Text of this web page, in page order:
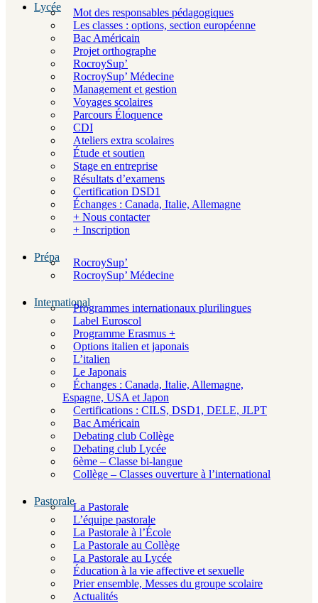
Lycée
Mot des responsables pédagogiques
Les classes : options, section européenne
Bac Américain
Projet orthographe
RocroySup’
RocroySup’ Médecine
Management et gestion
Voyages scolaires
Parcours Éloquence
CDI
Ateliers extra scolaires
Étude et soutien
Stage en entreprise
Résultats d’examens
Certification DSD1
Échanges : Canada, Italie, Allemagne
+ Nous contacter
+ Inscription
Prépa
RocroySup’
RocroySup’ Médecine
InternationalProgrammes internationaux plurilingues
Label Euroscol
Programme Erasmus +
Options italien et japonais
L’italien
Le Japonais
Échanges : Canada, Italie, Allemagne,
Espagne, USA et Japon
Certifications : CILS, DSD1, DELE, JLPT
Bac Américain
Debating club Collège
Debating club Lycée
6ème – Classe bi-langue
Collège – Classes ouverture à l’international
PastoraleLa Pastorale
L’équipe pastorale
La Pastorale à l’École
La Pastorale au Collège
La Pastorale au Lycée
Éducation à la vie affective et sexuelle
Prier ensemble, Messes du groupe scolaire
Actualités